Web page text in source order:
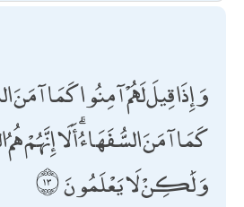
وَإِذَا قِيلَ لَهُمْ آمِنُوا كَمَا آمَنَ
كَمَا آمَنَ السُّفَهَاءُ ۗ أَلَا إِنَّهُمْ
وَلَٰكِنْ لَا يَعْلَمُونَ